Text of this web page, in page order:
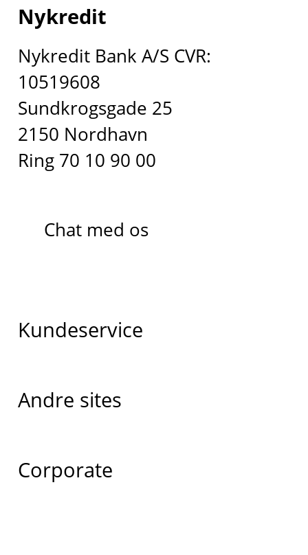
Nykredit
Nykredit Bank A/S CVR:
10519608
Sundkrogsgade 25
2150 Nordhavn
Ring 70 10 90 00
Chat med os
Kundeservice
Andre sites
Corporate